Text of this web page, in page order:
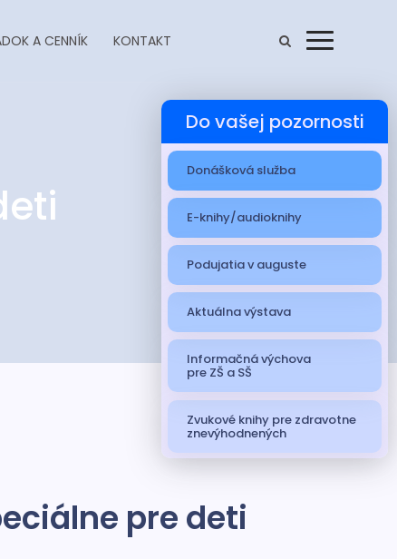
A CENNÍK KONTAKT
pre deti
Do vašej pozornosti
Donášková služba
E-knihy/audioknihy
Podujatia v auguste
Aktuálna výstava
Informačná výchova
pre ZŠ a SŠ
Zvukové knihy pre zdravotne
znevýhodnených